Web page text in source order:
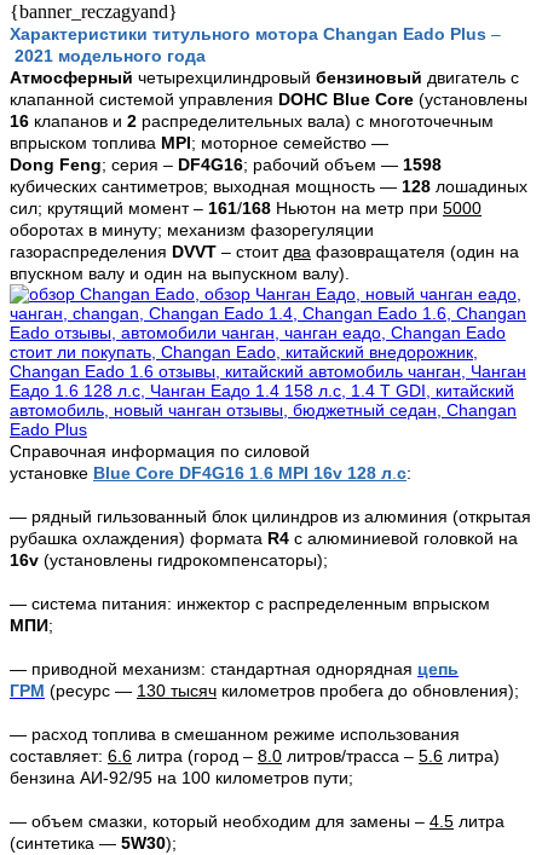
{banner_reczagyand}
Характеристики титульного мотора Changan Eado Plus –
2021 модельного года
Атмосферный четырехцилиндровый бензиновый двигатель с
клапанной системой управления DOHC Blue Core (установлены
16 клапанов и 2 распределительных вала) с многоточечным
впрыском топлива MPI; моторное семейство —
Dong Feng; серия – DF4G16; рабочий объем — 1598
кубических сантиметров; выходная мощность — 128 лошадиных
сил; крутящий момент – 161/168 Ньютон на метр при 5000
оборотах в минуту; механизм фазорегуляции
газораспределения DVVT – стоит два фазовращателя (один на
впускном валу и один на выпускном валу).
Справочная информация по силовой
установке Blue Core DF4G16 1 6 MPI 16v 128 л с:
— рядный гильзованный блок цилиндров из алюминия (открытая
рубашка охлаждения) формата R4 с алюминиевой головкой на
16v (установлены гидрокомпенсаторы);
— система питания: инжектор с распределенным впрыском
МПИ;
— приводной механизм: стандартная однорядная цепь
ГРМ (ресурс — 130 тысяч километров пробега до обновления);
— расход топлива в смешанном режиме использования
составляет: 6.6 литра (город – 8.0 литров/трасса – 5.6 литра)
бензина АИ-92/95 на 100 километров пути;
— объем смазки, который необходим для замены – 4.5 литра
(синтетика — 5W30);